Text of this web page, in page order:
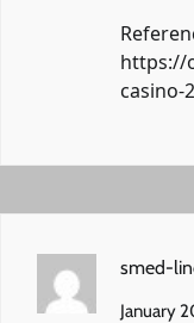
https://
casino-
smed-
January